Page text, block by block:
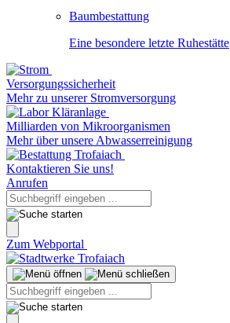
Baumbestattung
Eine besondere letzte Ruhestätte
Versorgungssicherheit
Mehr zu unserer Stromversorgung
Milliarden von Mikroorganismen
Mehr über unsere Abwasserreinigung
Kontaktieren Sie uns!
Anrufen
Zum Webportal